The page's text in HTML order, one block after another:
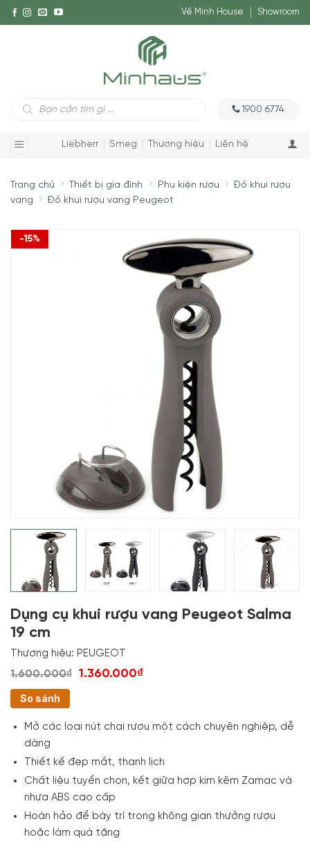
Về Minh House Showroom
Tìm
kiếm
1900 6774
Liebherr Smeg Thương hiệu Liên hệ
Trang chủ Thiết bị gia đình Phụ kiện rượu
Đồ khui rượu
vang
Đồ khui rượu vang Peugeot
-15%
Dụng cụ khui rượu vang Peugeot Salma
19 cm
Thương hiệu: PEUGEOT
1.600.000₫ 1.360.000₫
So sánh
Mở các loại nút chai rượu một cách chuyên nghiệp, dễ
dàng
Thiết kế đẹp mắt, thanh lịch
Chất liệu tuyển chọn, kết giữa hợp kim kẽm Zamac và
nhựa ABS cao cấp
Hoàn hảo để bày trí trong không gian thưởng rượu
hoặc làm quà tặng